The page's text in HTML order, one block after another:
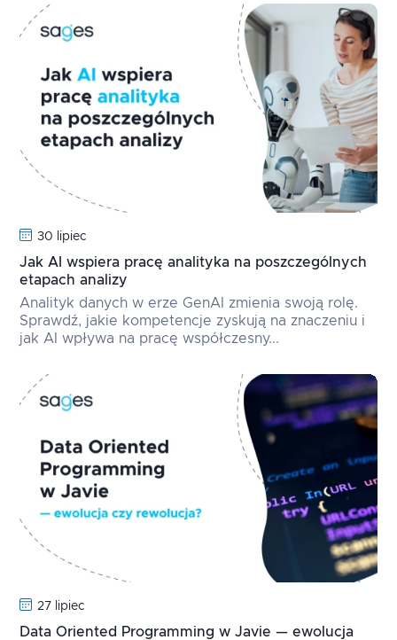
30 lipiec
Jak AI wspiera pracę analityka na poszczególnych
etapach analizy
Analityk danych w erze GenAI zmienia swoją rolę.
Sprawdź, jakie kompetencje zyskują na znaczeniu i
jak AI wpływa na pracę współczesny...
27 lipiec
Data Oriented Programming w Javie — ewolucja